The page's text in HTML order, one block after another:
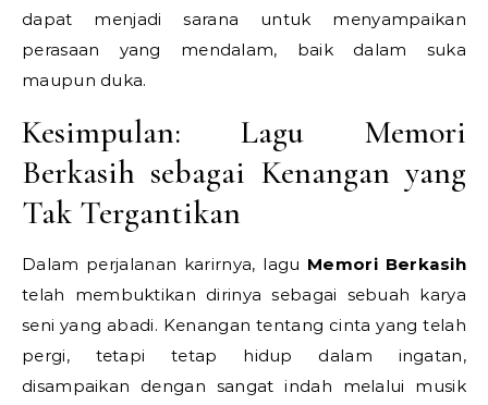
dapat menjadi sarana untuk menyampaikan
perasaan yang mendalam, baik dalam suka
maupun duka.
Kesimpulan: Lagu Memori
Berkasih sebagai Kenangan yang
Tak Tergantikan
Dalam perjalanan karirnya, lagu Memori Berkasih
telah membuktikan dirinya sebagai sebuah karya
seni yang abadi. Kenangan tentang cinta yang telah
pergi, tetapi tetap hidup dalam ingatan,
disampaikan dengan sangat indah melalui musik